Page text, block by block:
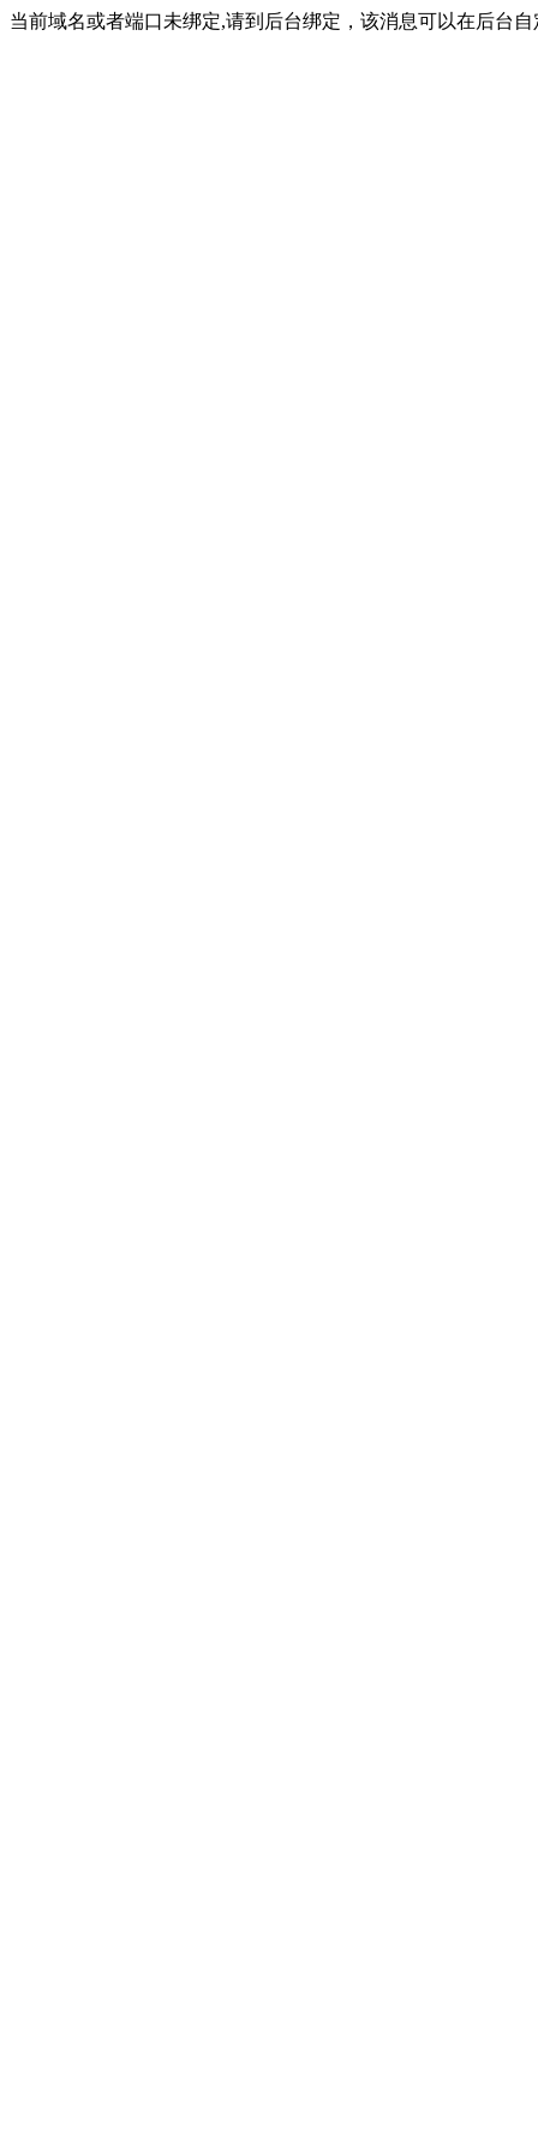
当前域名或者端口未绑定,请到后台绑定，该消息可以在后台自